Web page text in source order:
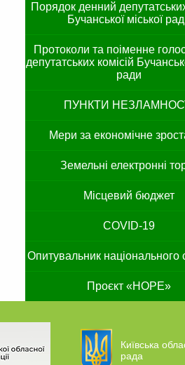
Порядок денний
Бучанської міської
Протоколи та поіменне
депутатських комісій
ради
ПУНКТИ
Мери за економічне
Земельні електронні
Місцевий бюджет
COVID-19
Опитувальник національного
Проєкт «HOPE»
Київська
рада